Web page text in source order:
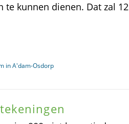
te kunnen dienen. Dat zal 12
in A'dam-Osdorp